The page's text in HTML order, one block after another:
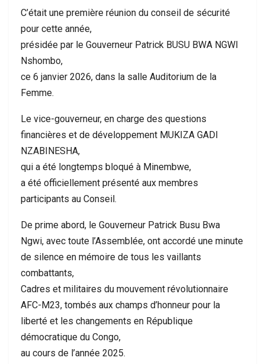
C’était une première réunion du conseil de sécurité
pour cette année,
présidée par le Gouverneur Patrick BUSU BWA NGWI
Nshombo,
ce 6 janvier 2026, dans la salle Auditorium de la
Femme.
Le vice-gouverneur, en charge des questions
financières et de développement MUKIZA GADI
NZABINESHA,
qui a été longtemps bloqué à Minembwe,
a été officiellement présenté aux membres
participants au Conseil.
De prime abord, le Gouverneur Patrick Busu Bwa
Ngwi, avec toute l’Assemblée, ont accordé une minute
de silence en mémoire de tous les vaillants
combattants,
Cadres et militaires du mouvement révolutionnaire
AFC-M23, tombés aux champs d’honneur pour la
liberté et les changements en République
démocratique du Congo,
au cours de l’année 2025.